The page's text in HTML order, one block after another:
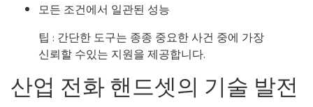
모든 조건에서 일관된 성능
팁 : 간단한 도구는 종종 중요한 사건 중에 가장
신뢰할 수있는 지원을 제공합니다.
산업 전화 핸드셋의 기술 발전